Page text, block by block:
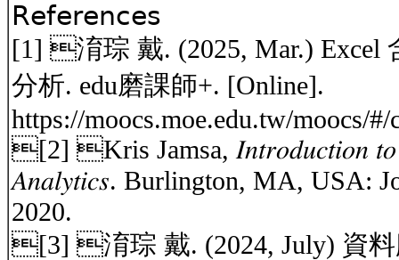
𝖱𝖾𝖿𝖾𝗋𝖾𝗇𝖼𝖾𝗌
[1] 淯琮 戴. (2025, Mar.) Excel
分析. edu磨課師+. [Online].
https://moocs.moe.edu.tw/moocs/
[2] Kris Jamsa, 𝐼𝑛𝑡𝑟𝑜𝑑𝑢𝑐𝑡𝑖𝑜𝑛
𝐴𝑛𝑎𝑙𝑦𝑡𝑖𝑐𝑠. Burlington, MA, USA:
2020.
[3] 淯琮 戴. (2024, July) 資料